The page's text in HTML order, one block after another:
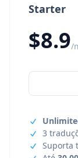
Starter
$8.9/
3
Suporta